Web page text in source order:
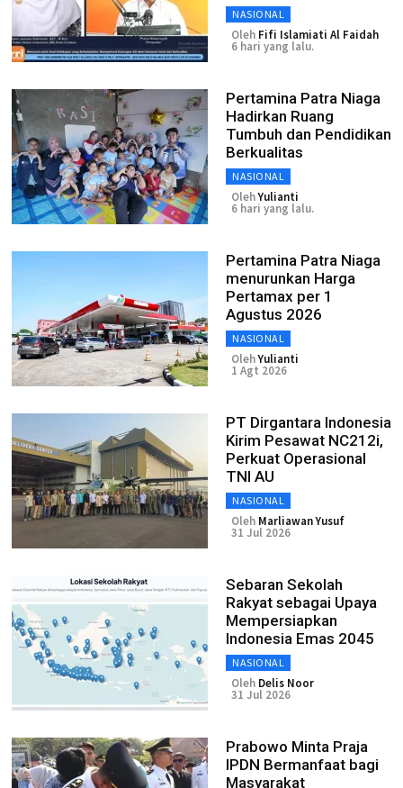
NASIONAL
Oleh Fifi Islamiati Al Faidah
6 hari yang lalu.
Pertamina Patra Niaga
Hadirkan Ruang
Tumbuh dan Pendidikan
Berkualitas
NASIONAL
OlehYulianti
6 hari yang lalu.
Pertamina Patra Niaga
menurunkan Harga
Pertamax per 1
Agustus 2026
NASIONAL
OlehYulianti
1 Agt 2026
PT Dirgantara Indonesia
Kirim Pesawat NC212i,
Perkuat Operasional
TNI AU
NASIONAL
Oleh Marliawan Yusuf
31 Jul 2026
Sebaran Sekolah
Rakyat sebagai Upaya
Mempersiapkan
Indonesia Emas 2045
NASIONAL
Oleh Delis Noor
31 Jul 2026
Prabowo Minta Praja
IPDN Bermanfaat bagi
Masyarakat